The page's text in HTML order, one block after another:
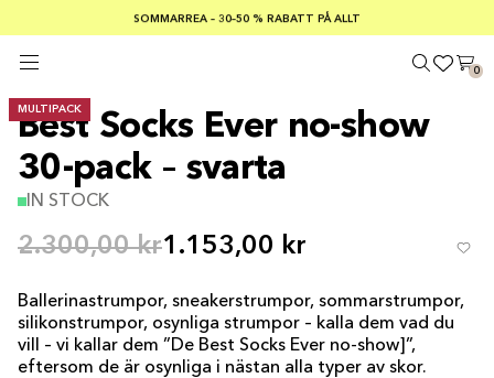
SOMMARREA – 30–50 % RABATT PÅ ALLT
FRI FRAKT PÅ KÖP ÖVER €100
Säker betalning med
0
MULTIPACK
Best Socks Ever no-show
30-pack – svarta
IN STOCK
2.300,00 kr1.153,00 kr
Ballerinastrumpor, sneakerstrumpor, sommarstrumpor,
silikonstrumpor, osynliga strumpor – kalla dem vad du
vill – vi kallar dem ”De Best Socks Ever no-show]”,
eftersom de är osynliga i nästan alla typer av skor.